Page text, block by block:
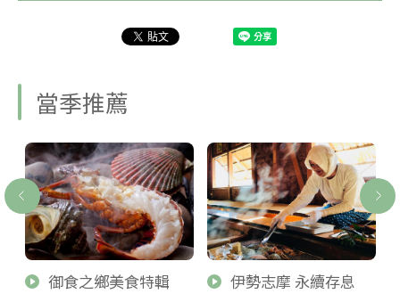
當季推薦
御食之鄉美食特輯 伊勢志摩 永續存息